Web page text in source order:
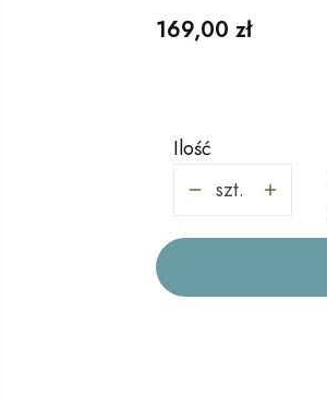
Cena
169,00 zł
Ilość
szt.